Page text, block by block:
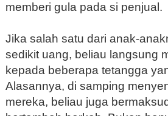
memberi gula pada si penjual.
Jika salah satu dari anak-
sedikit uang, beliau langsung
kepada beberapa tetangga
Alasannya, di samping
mereka, beliau juga